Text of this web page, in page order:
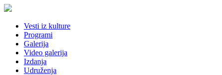
Vesti iz kulture
Programi
Galerija
Video galerija
Izdanja
Udruženja